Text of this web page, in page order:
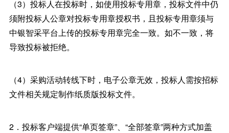
（3）投标人在投标时，如使用投标专用章，投标文件中仍
须附投标人公章对投标专用章授权书，且投标专用章须与
中银智采平台上传的投标专用章完全一致。如不一致，将
导致投标被拒绝。
（4）采购活动转线下时，电子公章无效，投标人需按招标
文件相关规定制作纸质版投标文件。
2．投标客户端提供“单页签章”、“全部签章”两种方式加盖